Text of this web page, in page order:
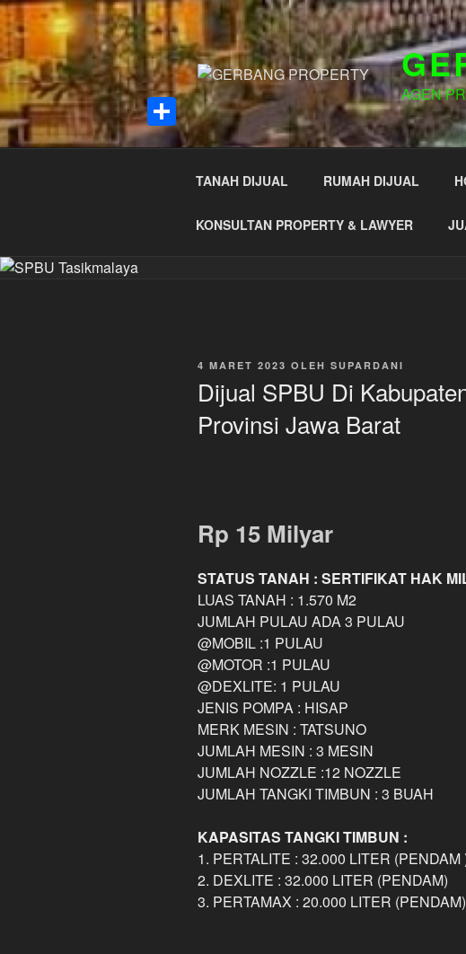
Lompat
ke
konten
AGEN
TANAH DIJUAL RUMAH DIJUAL
KONSULTAN PROPERTY & LAWYER
DIPOSKAN
4 MARET 2023 OLEH SUPARDANI
Dijual SPBU Di
Provinsi Jawa Barat
Rp 15 Milyar
STATUS TANAH : SERTIFIKAT HAK
LUAS TANAH : 1.570 M2
JUMLAH PULAU ADA 3 PULAU
@MOBIL :1 PULAU
@MOTOR :1 PULAU
@DEXLITE: 1 PULAU
JENIS POMPA : HISAP
MERK MESIN : TATSUNO
JUMLAH MESIN : 3 MESIN
JUMLAH NOZZLE :12 NOZZLE
JUMLAH TANGKI TIMBUN : 3 BUAH
KAPASITAS TANGKI TIMBUN :
1. PERTALITE : 32.000 LITER (PENDAM
2. DEXLITE : 32.000 LITER (PENDAM)
3. PERTAMAX : 20.000 LITER (PENDAM)
S